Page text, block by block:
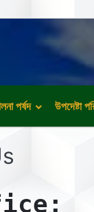
পর্ষদ উপদেষ্টা